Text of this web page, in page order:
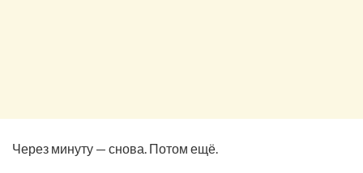
Через минуту — снова. Потом ещё.